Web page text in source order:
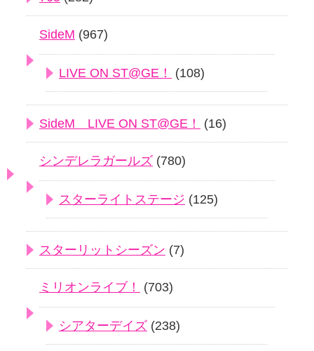
SideM (967)
LIVE ON ST@GE！ (108)
SideM LIVE ON ST@GE！ (16)
シンデレラガールズ (780)
スターライトステージ (125)
スターリットシーズン (7)
ミリオンライブ！ (703)
シアターデイズ (238)